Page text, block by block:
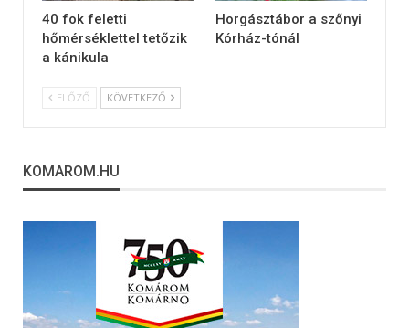
40 fok feletti
hőmérséklettel tetőzik
a kánikula
Horgásztábor a szőnyi
Kórház-tónál
ELŐZŐ KÖVETKEZŐ
KOMAROM.HU